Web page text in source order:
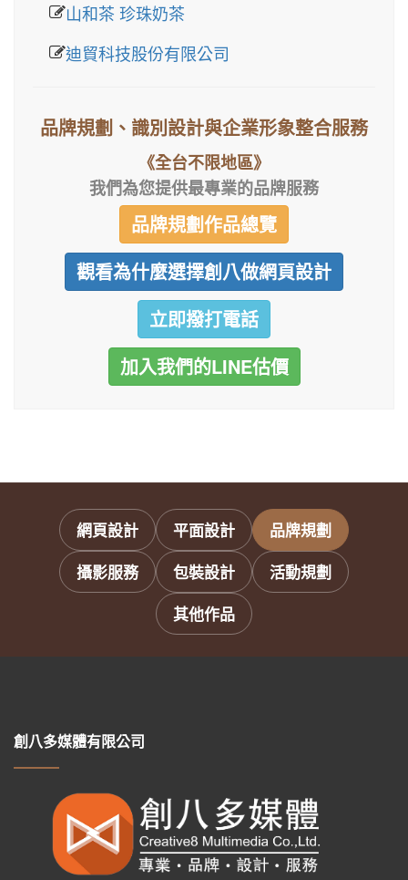
山和茶 珍珠奶茶
迪貿科技股份有限公司
品牌規劃、識別設計與企業形象整合服務
《全台不限地區》
我們為您提供最專業的品牌服務
品牌規劃作品總覽
觀看為什麼選擇創八做網頁設計
立即撥打電話
加入我們的LINE估價
網頁設計 平面設計
品牌規劃
攝影服務
包裝設計
活動規劃
其他作品
創八多媒體有限公司